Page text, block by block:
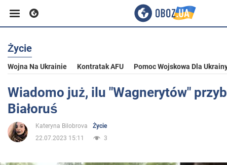
Biznes
Sport
Rozrywka
Życie
Wojna Na Ukrainie Kontratak AFU Pomoc Wojskowa Dla
Wiadomo już, ilu "Wagnerytów"
Białoruś
Kateryna Bilobrova
Życie
22.07.2023 15:11
3